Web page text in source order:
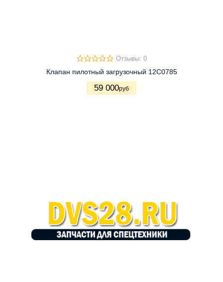
Отзывы: 0
Клапан пилотный загрузочный 12C0785
59 000руб